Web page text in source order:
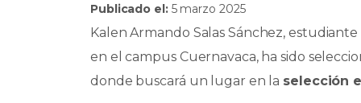
c
e
b
o
a
ts
A
p
k
e
dI
n
p
ar
ti
Publicado el: 5 marzo 2025
Kalen Armando Salas Sánchez,
en el campus Cuernavaca, ha sido
donde buscará un lugar en la selección